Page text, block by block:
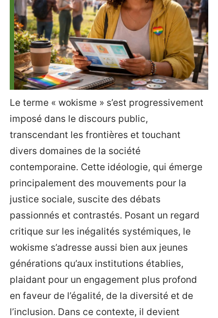
Le terme « wokisme » s’est progressivement
imposé dans le discours public,
transcendant les frontières et touchant
divers domaines de la société
contemporaine. Cette idéologie, qui émerge
principalement des mouvements pour la
justice sociale, suscite des débats
passionnés et contrastés. Posant un regard
critique sur les inégalités systémiques, le
wokisme s’adresse aussi bien aux jeunes
générations qu’aux institutions établies,
plaidant pour un engagement plus profond
en faveur de l’égalité, de la diversité et de
l’inclusion. Dans ce contexte, il devient